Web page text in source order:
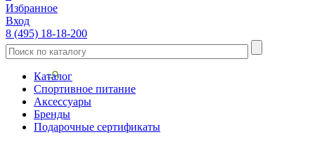
Избранное
Вход
8 (495) 18-18-200
Каталог
Спортивное питание
Аксессуары
Бренды
Подарочные сертификаты